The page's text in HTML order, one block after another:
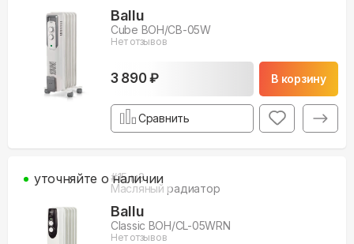
Ballu
Cube BOH/CB-05W
Нет отзывов
3 890 ₽ В корзину
Сравнить
#15м3
Масляный радиатор
Ballu
Classic BOH/CL-05WRN
Нет отзывов
уточняйте о наличии